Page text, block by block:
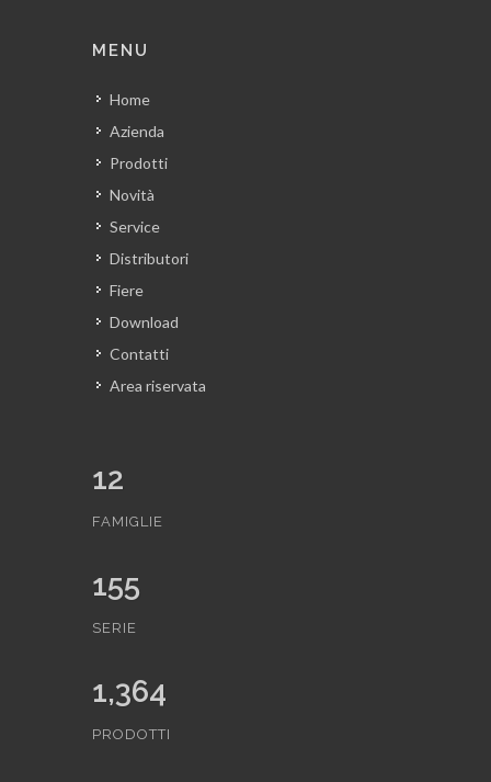
MENU
Home
Azienda
Prodotti
Novità
Service
Distributori
Fiere
Download
Contatti
Area riservata
12
FAMIGLIE
155
SERIE
1,364
PRODOTTI